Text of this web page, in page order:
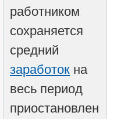
работником
сохраняется
средний
заработок на
весь период
приостановления